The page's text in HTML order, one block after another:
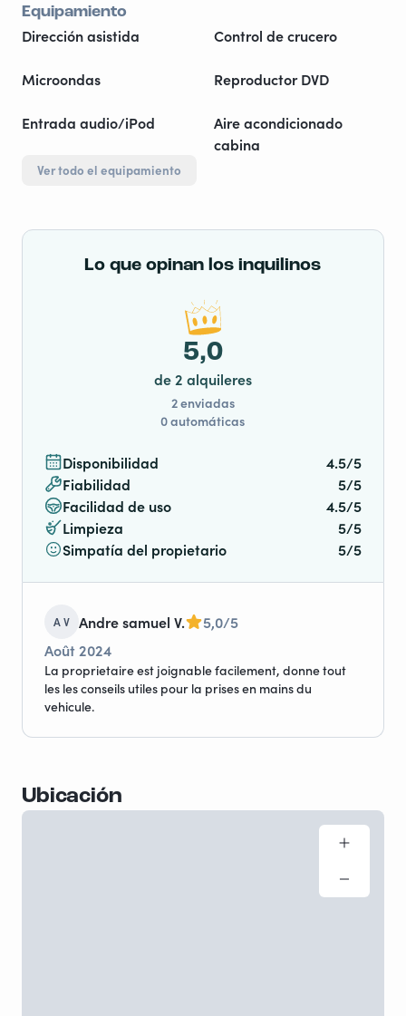
Equipamiento
Dirección asistida Control de crucero
Microondas Reproductor DVD
Entrada audio/iPod
Aire acondicionado
cabina
Ver todo el equipamiento
Lo que opinan los inquilinos
Disponibilidad
4.5/5
Fiabilidad
5/5
Facilidad de uso
4.5/5
Limpieza
5/5
Simpatía del propietario
5/5
5,0
de 2 alquileres
2 enviadas
0 automáticas
A V Andre samuel V.
5,0/5
Août 2024
La proprietaire est joignable facilement, donne tout
les les conseils utiles pour la prises en mains du
vehicule.
Ubicación